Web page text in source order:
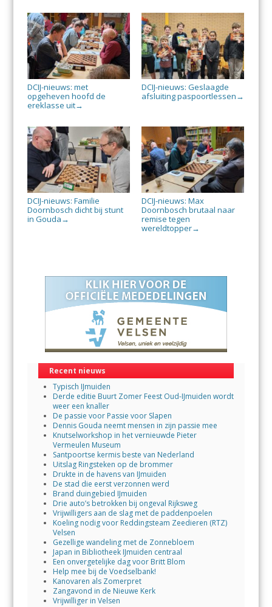
DCIJ-nieuws: met
opgeheven hoofd de
ereklasse uit→
DCIJ-nieuws: Geslaagde
afsluiting paspoortlessen →
DCIJ-nieuws: Familie
Doornbosch dicht bij stunt
in Gouda →
DCIJ-nieuws: Max
Doornbosch brutaal naar
remise tegen
wereldtopper→
Recent nieuws
Typisch IJmuiden
Derde editie Buurt Zomer Feest Oud-IJmuiden wordt
weer een knaller
De passie voor Passie voor Slapen
Dennis Gouda neemt mensen in zijn passie mee
Knutselworkshop in het vernieuwde Pieter
Vermeulen Museum
Santpoortse kermis beste van Nederland
Uitslag Ringsteken op de brommer
Drukte in de havens van IJmuiden
De stad die eerst verzonnen werd
Brand duingebied IJmuiden
Drie auto’s betrokken bij ongeval Rijksweg
Vrijwilligers aan de slag met de paddenpoelen
Koeling nodig voor Reddingsteam Zeedieren (RTZ)
Velsen
Gezellige wandeling met de Zonnebloem
Japan in Bibliotheek IJmuiden centraal
Een onvergetelijke dag voor Britt Blom
Help mee bij de Voedselbank!
Kanovaren als Zomerpret
Zangavond in de Nieuwe Kerk
Vrijwilliger in Velsen